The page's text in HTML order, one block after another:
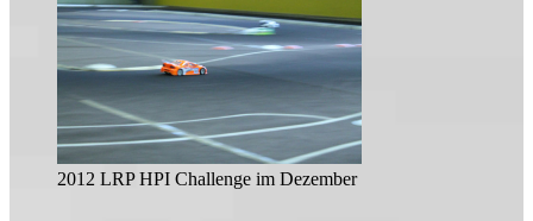
2012 LRP HPI Challenge im Dezember